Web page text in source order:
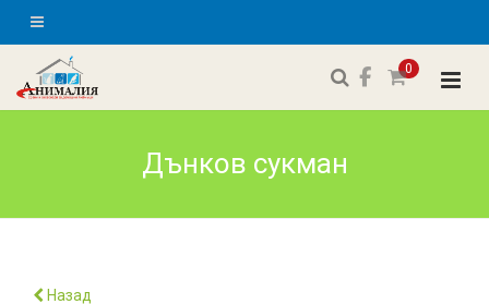
0
Дънков сукман
Назад